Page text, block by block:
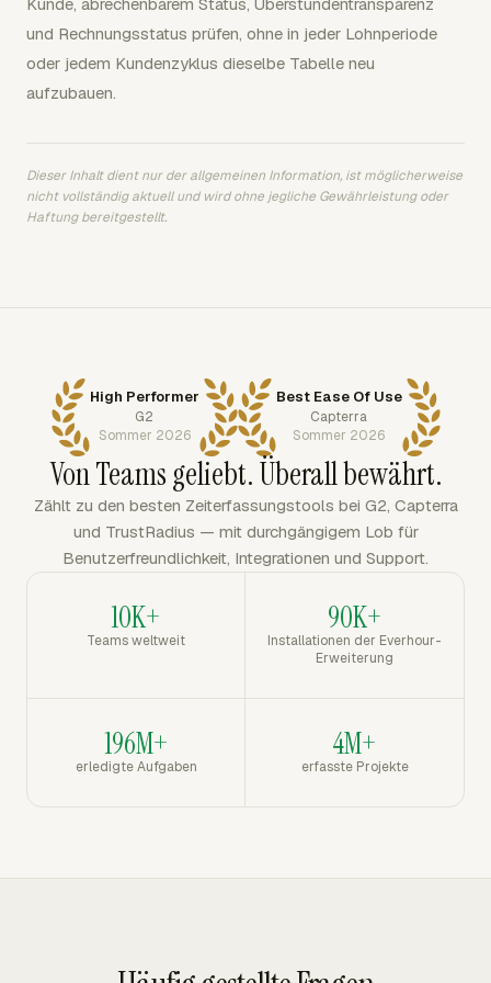
und Rechnungsstatus prüfen, ohne in jeder Lohnperiode
oder jedem Kundenzyklus dieselbe Tabelle neu
aufzubauen.
Dieser Inhalt dient nur der allgemeinen Information, ist möglicherweise
nicht vollständig aktuell und wird ohne jegliche Gewährleistung oder
Haftung bereitgestellt.
High Performer
G2
Sommer 2026
Best Ease Of Use
Capterra
Sommer 2026
Von Teams geliebt. Überall bewährt.
Zählt zu den besten Zeiterfassungstools bei G2, Capterra
und TrustRadius — mit durchgängigem Lob für
Benutzerfreundlichkeit, Integrationen und Support.
10K+
Teams weltweit
90K+
Installationen der Everhour-
Erweiterung
196M+
erledigte Aufgaben
4M+
erfasste Projekte